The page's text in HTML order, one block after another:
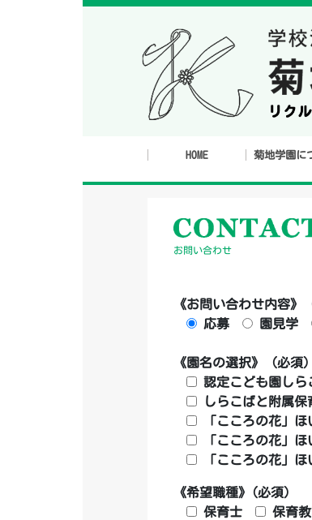
HOME 菊地学園に
お問い合わせ
《お問い合わせ内容》
応募
園見学
《園名の選択》 (必須)
認定こども園しら
しらこばと附属
「こころの花」
「こころの花」
「こころの花」
《希望職種》(必須)
保育士
保育